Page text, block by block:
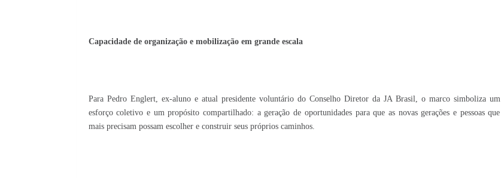
Capacidade de organização e mobilização em grande escala
Para Pedro Englert, ex-aluno e atual presidente voluntário do Conselho Diretor da JA Brasil, o marco simboliza um
esforço coletivo e um propósito compartilhado: a geração de oportunidades para que as novas gerações e pessoas que
mais precisam possam escolher e construir seus próprios caminhos.